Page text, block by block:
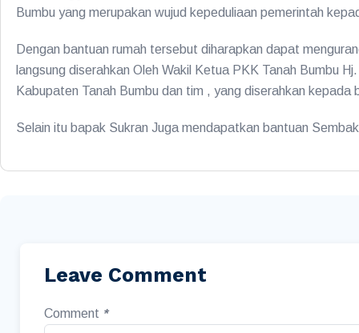
Bumbu yang merupakan wujud kepeduliaan pemerintah
Dengan bantuan rumah tersebut diharapkan dapat
langsung diserahkan Oleh Wakil Ketua PKK Tanah Bumbu
Kabupaten Tanah Bumbu dan tim , yang diserahkan
Selain itu bapak Sukran Juga mendapatkan bantuan
Leave Comment
Comment *